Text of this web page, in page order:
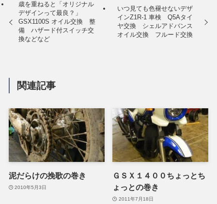
歳を重ねると「オリジナル
デザインって最良？」
GSX1100S オイル交換 整
備 ハザード付スイッチ交
換などなど
いつ見ても色褪せないデザ
インZ1R-1 車検 Q5Aタイ
ヤ交換 シェルアドバンス
オイル交換 フルード交換
関連記事
泥だらけの挽歌の巻き
2010年5月3日
ＧＳＸ１４００ちょっとち
ょっとの巻き
2011年7月18日